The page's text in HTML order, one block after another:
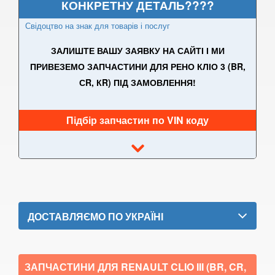
Kadjar
Kangoo II (FW, KW)
Koleos I (HY0)
Laguna II (BG, KG)
Master III (HD, FD, JD)
Megane II (BM, CM, KM, LM, EM)
Megane III (BZ, DZ, KZ)
КОНКРЕТНУ ДЕТАЛЬ????
Свідоцтво на знак для товарів і послуг
ЗАЛИШТЕ ВАШУ ЗАЯВКУ НА САЙТІ І МИ
ПРИВЕЗЕМО ЗАПЧАСТИНИ ДЛЯ РЕНО КЛІО 3 (BR,
СR, КR) ПІД ЗАМОВЛЕННЯ!
Підбір запчастин по VIN коду
ДОСТАВЛЯЄМО ПО УКРАЇНІ
ЗАПЧАСТИНИ ДЛЯ RENAULT CLIO III (BR, CR,